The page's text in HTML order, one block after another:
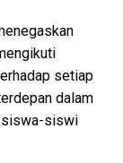
setiap
dalam
siswa-siswi